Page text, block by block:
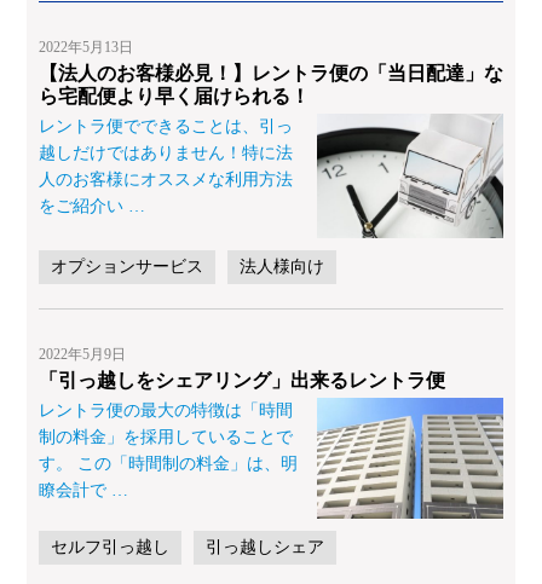
2022年5月13日
【法人のお客様必見！】レントラ便の「当日配達」な
ら宅配便より早く届けられる！
レントラ便でできることは、引っ
越しだけではありません！特に法
人のお客様にオススメな利用方法
をご紹介い …
オプションサービス 法人様向け
2022年5月9日
「引っ越しをシェアリング」出来るレントラ便
レントラ便の最大の特徴は「時間
制の料金」を採用していることで
す。 この「時間制の料金」は、明
瞭会計で
セルフ引っ越し 引っ越しシェア